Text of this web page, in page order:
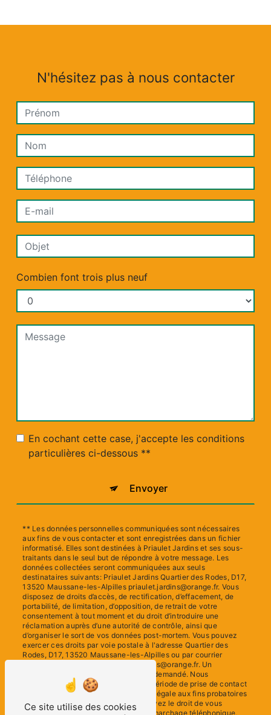
N'hésitez pas à nous contacter
Combien font trois plus neuf
En cochant cette case, j'accepte les conditions
particulières ci-dessous **
Envoyer
** Les données personnelles communiquées sont nécessaires
aux fins de vous contacter et sont enregistrées dans un fichier
informatisé. Elles sont destinées à Priaulet Jardins et ses sous-
traitants dans le seul but de répondre à votre message. Les
données collectées seront communiquées aux seuls
destinataires suivants: Priaulet Jardins Quartier des Rodes, D17,
13520 Maussane-les-Alpilles priaulet.jardins@orange.fr. Vous
disposez de droits d’accès, de rectification, d’effacement, de
portabilité, de limitation, d’opposition, de retrait de votre
consentement à tout moment et du droit d’introduire une
réclamation auprès d’une autorité de contrôle, ainsi que
d’organiser le sort de vos données post-mortem. Vous pouvez
exercer ces droits par voie postale à l'adresse Quartier des
Rodes, D17, 13520 Maussane-les-Alpilles ou par courrier
électronique à l'adresse priaulet.jardins@orange.fr. Un
justificatif d'identité pourra vous être demandé. Nous
conservons vos données pendant la période de prise de contact
puis pendant la durée de prescription légale aux fins probatoires
et de gestion des contentieux. Vous avez le droit de vous
inscrire sur la liste d'opposition au démarchage téléphonique,
Ce site utilise des cookies